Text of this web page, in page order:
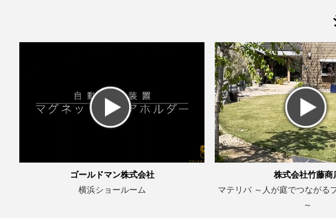
ゴールドマン株式会社
横浜ショールーム
株式会社竹藤商
マテリバ ～人が庭でつながる
～